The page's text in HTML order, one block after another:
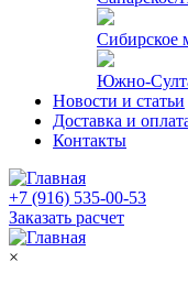
Сибирское
Южно-
Новости и статьи
Доставка и
Контакты
+7 (916) 535-00-53
Заказать расчет
×